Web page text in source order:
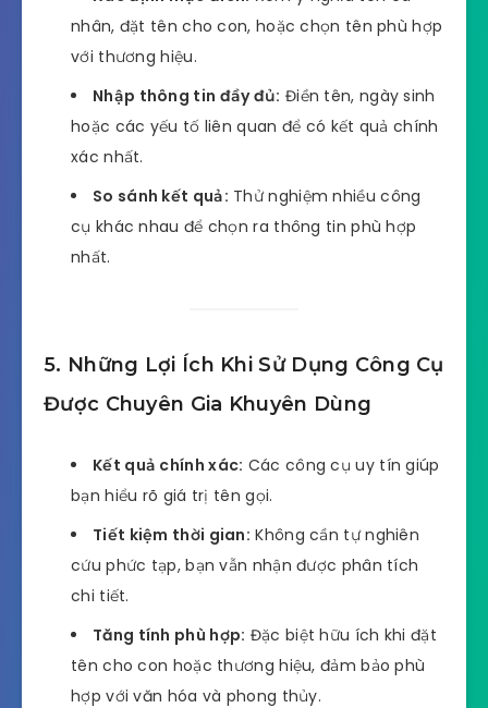
nhân, đặt tên cho con, hoặc chọn tên phù hợp
với thương hiệu.
Nhập thông tin đầy đủ: Điền tên, ngày sinh
hoặc các yếu tố liên quan để có kết quả chính
xác nhất.
So sánh kết quả: Thử nghiệm nhiều công
cụ khác nhau để chọn ra thông tin phù hợp
nhất.
5. Những Lợi Ích Khi Sử Dụng Công Cụ
Được Chuyên Gia Khuyên Dùng
Kết quả chính xác: Các công cụ uy tín giúp
bạn hiểu rõ giá trị tên gọi.
Tiết kiệm thời gian: Không cần tự nghiên
cứu phức tạp, bạn vẫn nhận được phân tích
chi tiết.
Tăng tính phù hợp: Đặc biệt hữu ích khi đặt
tên cho con hoặc thương hiệu, đảm bảo phù
hợp với văn hóa và phong thủy.